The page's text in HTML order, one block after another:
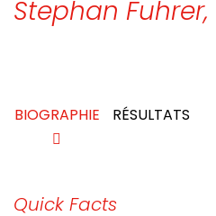
Stephan Fuhrer,
BIOGRAPHIE RÉSULTATS
Quick Facts